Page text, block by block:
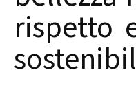
rispetto